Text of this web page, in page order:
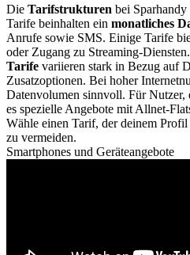
Die Tarifstrukturen bei
Tarife beinhalten ein monatliches
Anrufe sowie SMS. Einige Tarife
oder Zugang zu Streaming-Diensten.
Tarife variieren stark in Bezug auf
Zusatzoptionen. Bei hoher
Datenvolumen sinnvoll. Für
es spezielle Angebote mit Allnet-
Wähle einen Tarif, der deinem
zu vermeiden.
Smartphones und Geräteangebote